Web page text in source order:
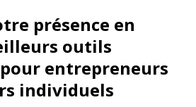
présence en
outils
entrepreneurs
individuels